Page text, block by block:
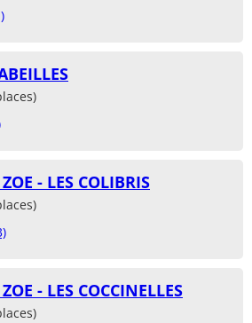
- LES COLIBRIS
- LES COCCINELLES